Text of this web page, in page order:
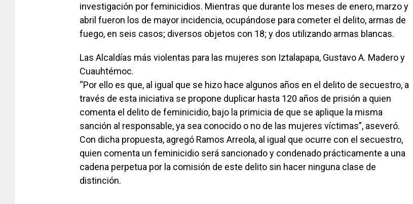
investigación por feminicidios. Mientras que durante los meses de enero, marzo y
abril fueron los de mayor incidencia, ocupándose para cometer el delito, armas de
fuego, en seis casos; diversos objetos con 18; y dos utilizando armas blancas.
Las Alcaldías más violentas para las mujeres son Iztalapapa, Gustavo A. Madero y
Cuauhtémoc.
“Por ello es que, al igual que se hizo hace algunos años en el delito de secuestro, a
través de esta iniciativa se propone duplicar hasta 120 años de prisión a quien
comenta el delito de feminicidio, bajo la primicia de que se aplique la misma
sanción al responsable, ya sea conocido o no de las mujeres víctimas”, aseveró.
Con dicha propuesta, agregó Ramos Arreola, al igual que ocurre con el secuestro,
quien comenta un feminicidio será sancionado y condenado prácticamente a una
cadena perpetua por la comisión de este delito sin hacer ninguna clase de
distinción.